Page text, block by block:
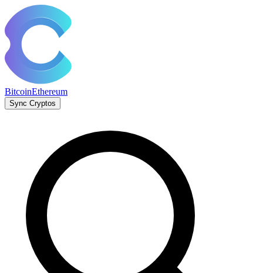
BitcoinEthereum
Sync Cryptos